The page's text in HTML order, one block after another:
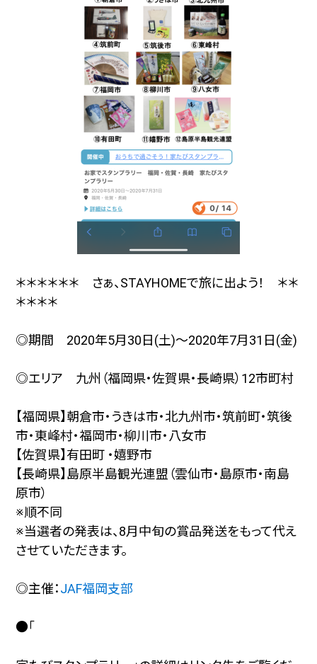
＊＊＊＊＊＊ さぁ、STAYHOMEで旅に出よう！ ＊＊
＊＊＊＊
◎期間 2020年5月30日(土)〜2020年7月31日(金)
◎エリア 九州（福岡県・佐賀県・長崎県）12市町村
【福岡県】朝倉市・うきは市・北九州市・筑前町・筑後
市・東峰村・福岡市・柳川市・八女市
【佐賀県】有田町 ・嬉野市
【長崎県】島原半島観光連盟（雲仙市・島原市・南島
原市）
※順不同
※当選者の発表は、8月中旬の賞品発送をもって代え
させていただきます。
◎主催：JAF福岡支部
●「